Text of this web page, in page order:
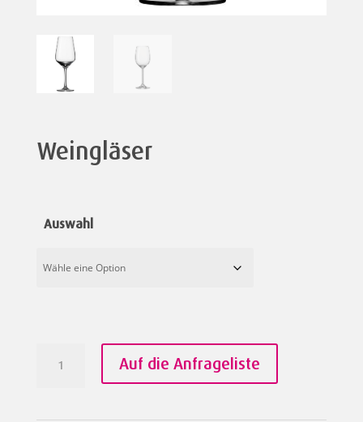
Weingläser
Auswahl
Menge
Auf die Anfrageliste